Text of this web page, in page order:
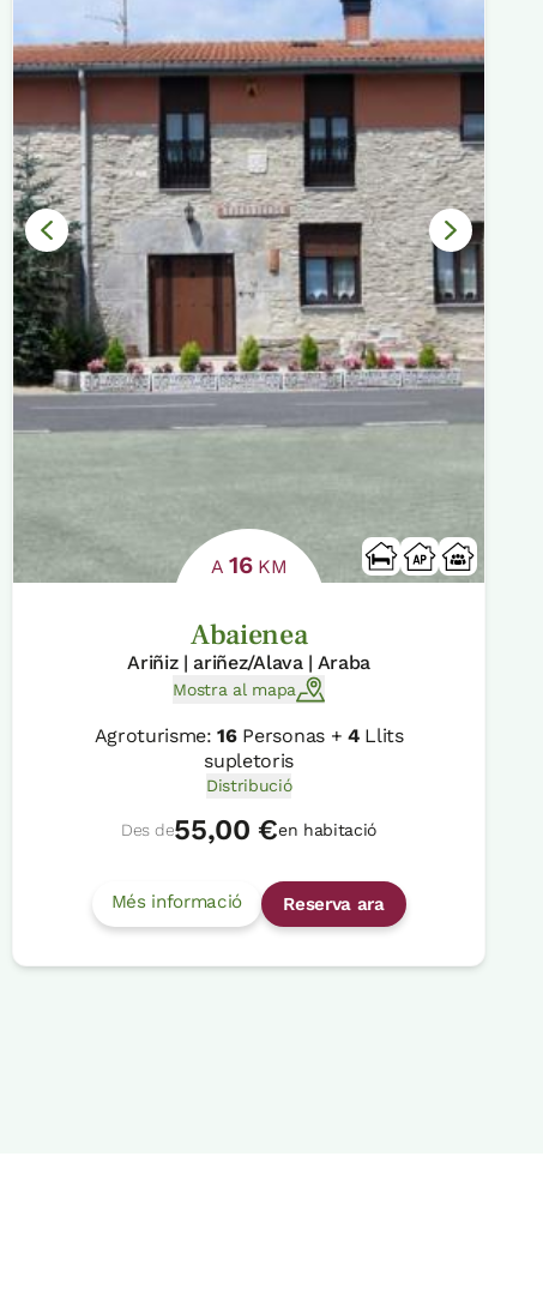
A16KM
Abaienea
Ariñiz | ariñez/Alava | Araba
Mostra al mapa
Agroturisme:16Personas + 4Llits
supletoris
Distribució
Des de55,00 €en habitació
Més informació Reserva ara